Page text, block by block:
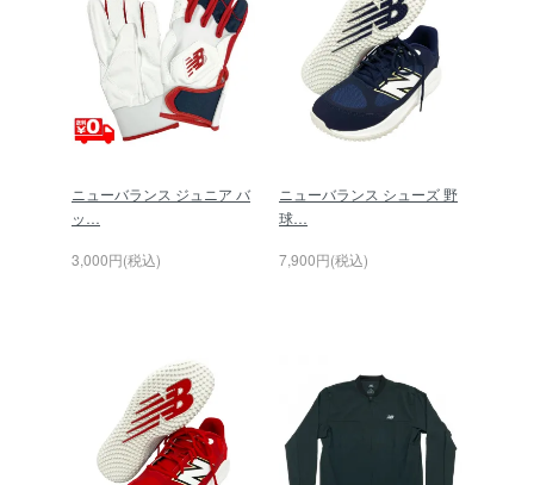
ニューバランス ジュニア バ
ッ…
3,000円(税込)
ニューバランス シューズ 野
球…
7,900円(税込)